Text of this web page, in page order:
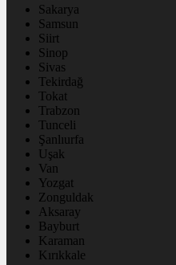
Sakarya
Samsun
Siirt
Sinop
Sivas
Tekirdağ
Tokat
Trabzon
Tunceli
Şanlıurfa
Uşak
Van
Yozgat
Zonguldak
Aksaray
Bayburt
Karaman
Kırıkkale